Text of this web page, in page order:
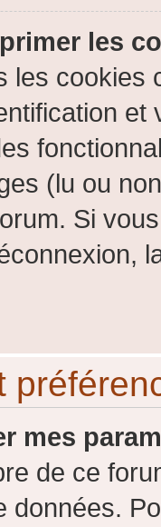
les
les cookies
(lu ou
Si
mes
de ce
données.